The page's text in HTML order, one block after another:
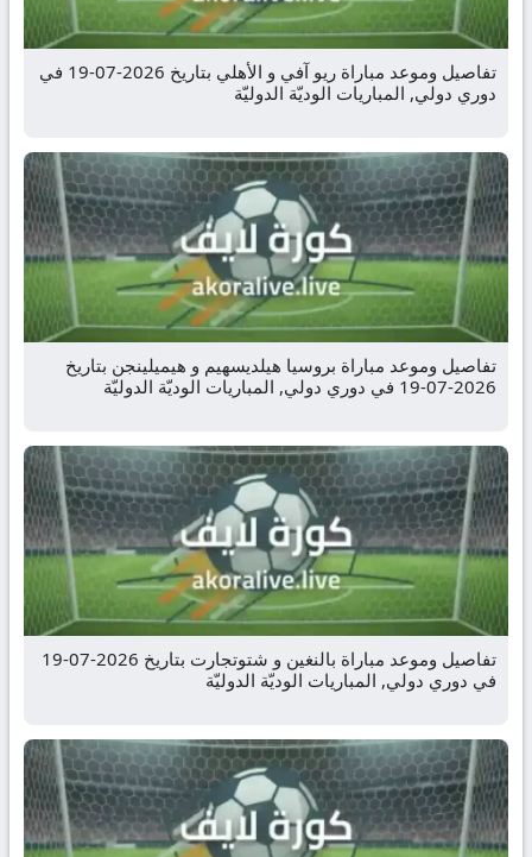
تفاصيل وموعد مباراة ريو آفي و الأهلي بتاريخ 2026-07-19 في
دوري دولي, المباريات الوديّة الدوليّة
تفاصيل وموعد مباراة بروسيا هيلديسهيم و هيميلينجن بتاريخ
2026-07-19 في دوري دولي, المباريات الوديّة الدوليّة
تفاصيل وموعد مباراة بالنغين و شتوتجارت بتاريخ 2026-07-19
في دوري دولي, المباريات الوديّة الدوليّة